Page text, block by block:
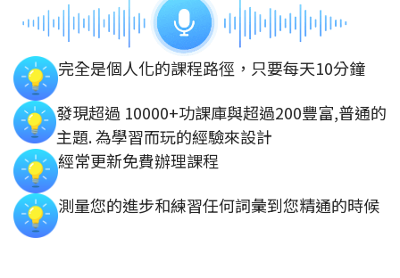
完全是個人化的課程路徑，只要每天10分鐘
發現超過 10000+功課庫與超過200豐富,普通的
主題. 為學習而玩的經驗來設計
經常更新免費辦理課程
測量您的進步和練習任何詞彙到您精通的時候